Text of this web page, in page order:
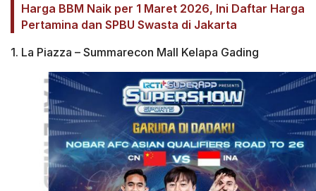
Harga BBM Naik per 1 Maret 2026, Ini Daftar Harga
Pertamina dan SPBU Swasta di Jakarta
1. La Piazza – Summarecon Mall Kelapa Gading